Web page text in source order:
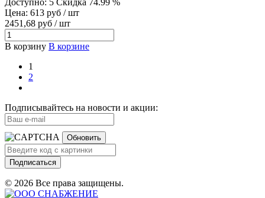
Цена: 613 руб / шт
2451,68 руб / шт
В корзину В корзине
1
2
Подписывайтесь на новости и акции:
Обновить
Подписаться
© 2026 Все права защищены.